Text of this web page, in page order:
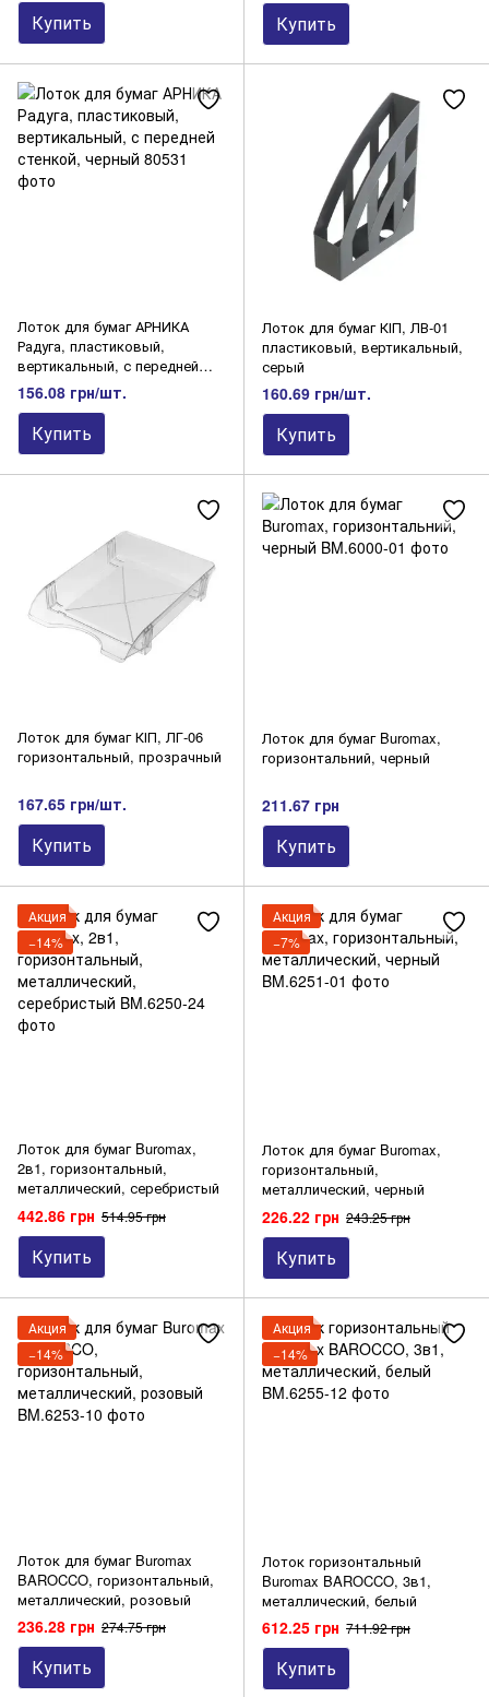
Купить Купить
Лоток для бумаг АРНИКА
Радуга, пластиковый,
вертикальный, с передней
стенкой, черный
156.08 грн/шт.
Купить
Лоток для бумаг КІП, ЛВ-01
пластиковый, вертикальный,
серый
160.69 грн/шт.
Купить
Лоток для бумаг КІП, ЛГ-06
горизонтальный, прозрачный
167.65 грн/шт.
Купить
Лоток для бумаг Buromax,
горизонтальний, черный
211.67 грн
Купить
Акция
−14%
Лоток для бумаг Buromax,
2в1, горизонтальный,
металлический, серебристый
442.86 грн 514.95 грн
Купить
Акция
−7%
Лоток для бумаг Buromax,
горизонтальный,
металлический, черный
226.22 грн 243.25 грн
Купить
Акция
−14%
Лоток для бумаг Buromax
BAROCCO, горизонтальный,
металлический, розовый
236.28 грн 274.75 грн
Купить
Акция
−14%
Лоток горизонтальный
Buromax BAROCCO, 3в1,
металлический, белый
612.25 грн 711.92 грн
Купить